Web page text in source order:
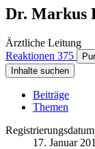
Dr. Markus
Ärztliche Leitung
Reaktionen 375
Inhalte suchen
Beiträge
Themen
Registrierungsdatum
17. Januar